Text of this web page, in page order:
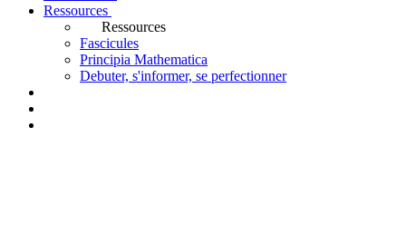
Ressources
Ressources
Fascicules
Principia Mathematica
Debuter, s'informer, se perfectionner